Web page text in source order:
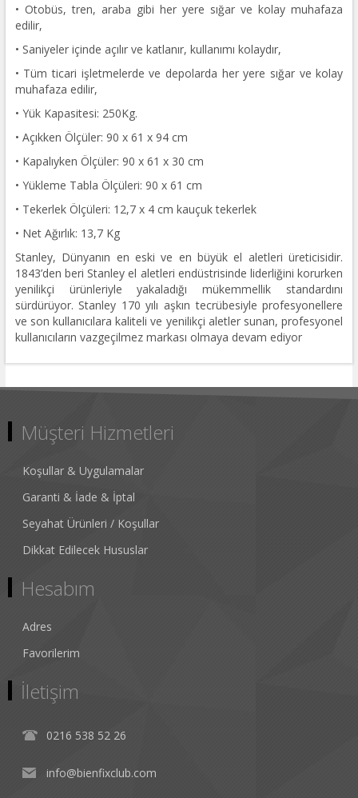
• Otobüs, tren, araba gibi her yere sığar ve kolay muhafaza
edilir,
• Saniyeler içinde açılır ve katlanır, kullanımı kolaydır,
• Tüm ticari işletmelerde ve depolarda her yere sığar ve kolay
muhafaza edilir,
• Yük Kapasitesi: 250Kg.
• Açıkken Ölçüler: 90 x 61 x 94 cm
• Kapalıyken Ölçüler: 90 x 61 x 30 cm
• Yükleme Tabla Ölçüleri: 90 x 61 cm
• Tekerlek Ölçüleri: 12,7 x 4 cm kauçuk tekerlek
• Net Ağırlık: 13,7 Kg
Stanley, Dünyanın en eski ve en büyük el aletleri üreticisidir.
1843’den beri Stanley el aletleri endüstrisinde liderliğini korurken
yenilikçi ürünleriyle yakaladığı mükemmellik standardını
sürdürüyor. Stanley 170 yılı aşkın tecrübesiyle profesyonellere
ve son kullanıcılara kaliteli ve yenilikçi aletler sunan, profesyonel
kullanıcıların vazgeçilmez markası olmaya devam ediyor
Müşteri Hizmetleri
Koşullar & Uygulamalar
Garanti & İade & İptal
Seyahat Ürünleri / Koşullar
Dikkat Edilecek Hususlar
Hesabım
Adres
Favorilerim
İletişim
0216 538 52 26
info@bienfixclub.com